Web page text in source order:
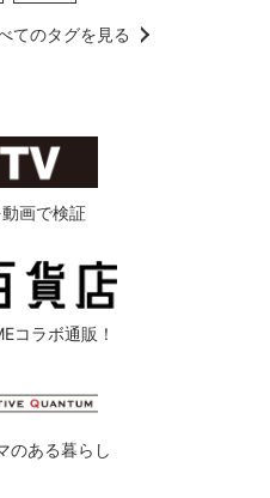
てのタグを見る
画で検証
コラボ通販！
のある暮らし